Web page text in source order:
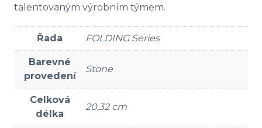
talentovaným výrobním týmem.
Řada FOLDING Series
Barevné
provedení
Stone
Celková
délka
20,32 cm